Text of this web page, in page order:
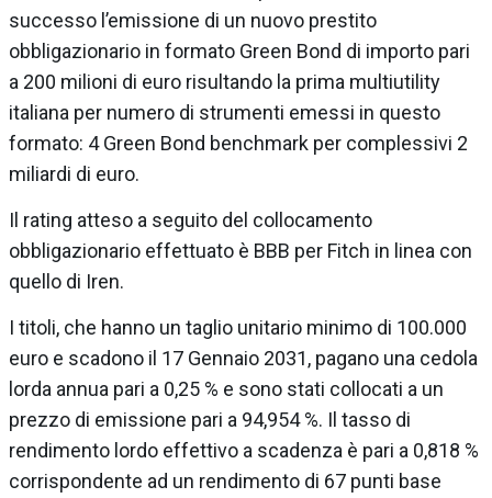
successo l’emissione di un nuovo prestito
obbligazionario in formato Green Bond di importo pari
a 200 milioni di euro risultando la prima multiutility
italiana per numero di strumenti emessi in questo
formato: 4 Green Bond benchmark per complessivi 2
miliardi di euro.
Il rating atteso a seguito del collocamento
obbligazionario effettuato è BBB per Fitch in linea con
quello di Iren.
I titoli, che hanno un taglio unitario minimo di 100.000
euro e scadono il 17 Gennaio 2031, pagano una cedola
lorda annua pari a 0,25 % e sono stati collocati a un
prezzo di emissione pari a 94,954 %. Il tasso di
rendimento lordo effettivo a scadenza è pari a 0,818 %
corrispondente ad un rendimento di 67 punti base